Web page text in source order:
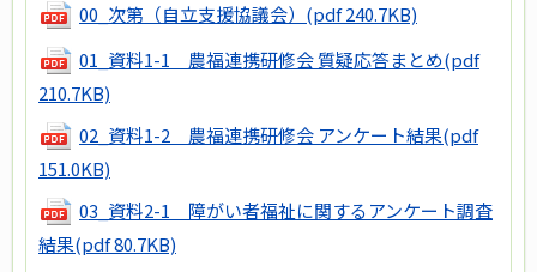
00_次第（自立支援協議会） (pdf 240.7KB)
01_資料1-1 農福連携研修会 質疑応答まとめ(pdf
210.7KB)
02_資料1-2 農福連携研修会 アンケート結果(pdf
151.0KB)
03_資料2-1 障がい者福祉に関するアンケート調査
結果(pdf 80.7KB)